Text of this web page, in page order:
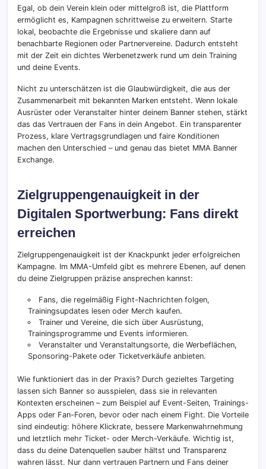
Egal, ob dein Verein klein oder mittelgroß ist, die Plattform
ermöglicht es, Kampagnen schrittweise zu erweitern. Starte
lokal, beobachte die Ergebnisse und skaliere dann auf
benachbarte Regionen oder Partnervereine. Dadurch entsteht
mit der Zeit ein dichtes Werbenetzwerk rund um dein Training
und deine Events.
Nicht zu unterschätzen ist die Glaubwürdigkeit, die aus der
Zusammenarbeit mit bekannten Marken entsteht. Wenn lokale
Ausrüster oder Veranstalter hinter deinem Banner stehen, stärkt
das das Vertrauen der Fans in dein Angebot. Ein transparenter
Prozess, klare Vertragsgrundlagen und faire Konditionen
machen den Unterschied – und genau das bietet MMA Banner
Exchange.
Zielgruppengenauigkeit in der
Digitalen Sportwerbung: Fans direkt
erreichen
Zielgruppengenauigkeit ist der Knackpunkt jeder erfolgreichen
Kampagne. Im MMA-Umfeld gibt es mehrere Ebenen, auf denen
du deine Zielgruppen präzise ansprechen kannst:
Fans, die regelmäßig Fight-Nachrichten folgen,
Trainingsupdates lesen oder Merch kaufen.
Trainer und Vereine, die sich über Ausrüstung,
Trainingsprogramme und Events informieren.
Veranstalter und Veranstaltungsorte, die Werbeflächen,
Sponsoring-Pakete oder Ticketverkäufe anbieten.
Wie funktioniert das in der Praxis? Durch gezieltes Targeting
lassen sich Banner so ausspielen, dass sie in relevanten
Kontexten erscheinen – zum Beispiel auf Event-Seiten, Trainings-
Apps oder Fan-Foren, bevor oder nach einem Fight. Die Vorteile
sind eindeutig: höhere Klickrate, bessere Markenwahrnehmung
und letztlich mehr Ticket- oder Merch-Verkäufe. Wichtig ist,
dass du deine Datenquellen sauber hältst und Transparenz
wahren lässt. Nur dann vertrauen Partnern und Fans deiner